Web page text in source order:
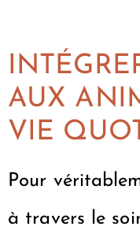
AUX
VIE
Pour
à travers le